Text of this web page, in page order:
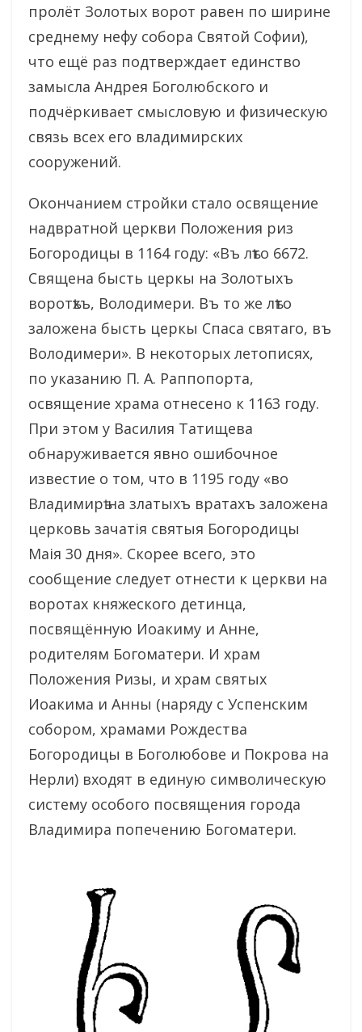
пролёт Золотых ворот равен по ширине
среднему нефу собора Святой Софии),
что ещё раз подтверждает единство
замысла Андрея Боголюбского и
подчёркивает смысловую и физическую
связь всех его владимирских
сооружений.
Окончанием стройки стало освящение
надвратной церкви Положения риз
Богородицы в 1164 году: «Въ лѣто 6672.
Священа бысть церкы на Золотыхъ
воротѣхъ, Володимери. Въ то же лѣто
заложена бысть церкы Спаса святаго, въ
Володимери». В некоторых летописях,
по указанию П. А. Раппопорта,
освящение храма отнесено к 1163 году.
При этом у Василия Татищева
обнаруживается явно ошибочное
известие о том, что в 1195 году «во
Владимирѣ на златыхъ вратахъ заложена
церковь зачатiя святыя Богородицы
Маiя 30 дня». Скорее всего, это
сообщение следует отнести к церкви на
воротах княжеского детинца,
посвящённую Иоакиму и Анне,
родителям Богоматери. И храм
Положения Ризы, и храм святых
Иоакима и Анны (наряду с Успенским
собором, храмами Рождества
Богородицы в Боголюбове и Покрова на
Нерли) входят в единую символическую
систему особого посвящения города
Владимира попечению Богоматери.